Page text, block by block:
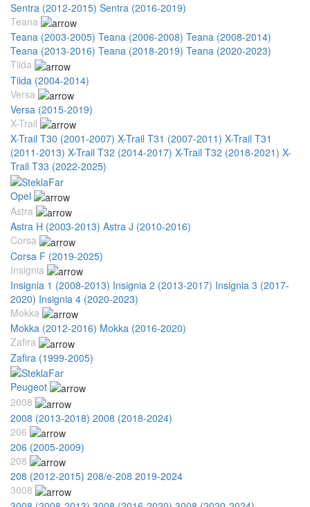
Sentra (2012-2015) Sentra (2016-2019)
Teana
Teana (2003-2005) Teana (2006-2008) Teana (2008-2014)
Teana (2013-2016) Teana (2018-2019) Teana (2020-2023)
Tiida
Tiida (2004-2014)
Versa
Versa (2015-2019)
X-Trail
X-Trail T30 (2001-2007) X-Trail T31 (2007-2011) X-Trail T31
(2011-2013) X-Trail T32 (2014-2017) X-Trail T32 (2018-2021) X-
Trail T33 (2022-2025)
Opel
Astra
Astra H (2003-2013) Astra J (2010-2016)
Corsa
Corsa F (2019-2025)
Insignia
Insignia 1 (2008-2013) Insignia 2 (2013-2017) Insignia 3 (2017-
2020) Insignia 4 (2020-2023)
Mokka
Mokka (2012-2016) Mokka (2016-2020)
Zafira
Zafira (1999-2005)
Peugeot
2008
2008 (2013-2018) 2008 (2018-2024)
206
206 (2005-2009)
208
208 (2012-2015) 208/e-208 2019-2024
3008